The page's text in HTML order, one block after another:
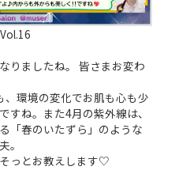
りましたね。 皆さまお変わ
環境の変化でお肌も心も少
すね。また4月の紫外線は、
「春のいたずら」のような
。
っとお教えします♡